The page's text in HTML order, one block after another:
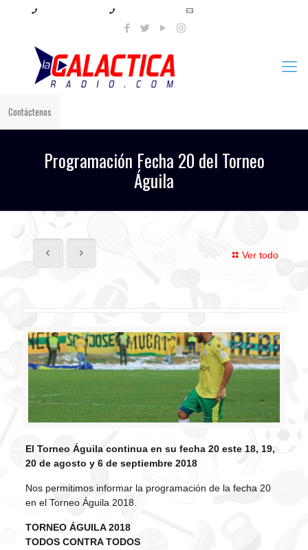
Contáctenos
Programación Fecha 20 del Torneo
Águila
Ver todo
El Torneo Águila continua en su fecha 20 este 18, 19,
20 de agosto y 6 de septiembre 2018
Nos permitimos informar la programación de la fecha 20
en el Torneo Águila 2018.
TORNEO ÁGUILA 2018
TODOS CONTRA TODOS